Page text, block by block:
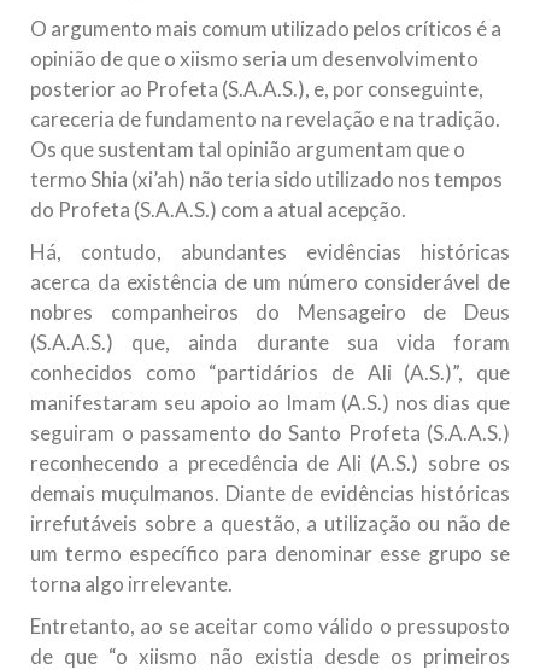
O argumento mais comum utilizado pelos críticos é a
opinião de que o xiismo seria um desenvolvimento
posterior ao Profeta (S.A.A.S.), e, por conseguinte,
careceria de fundamento na revelação e na tradição.
Os que sustentam tal opinião argumentam que o
termo Shia (xi’ah) não teria sido utilizado nos tempos
do Profeta (S.A.A.S.) com a atual acepção.
Há, contudo, abundantes evidências históricas
acerca da existência de um número considerável de
nobres companheiros do Mensageiro de Deus
(S.A.A.S.) que, ainda durante sua vida foram
conhecidos como “partidários de Ali (A.S.)”, que
manifestaram seu apoio ao Imam (A.S.) nos dias que
seguiram o passamento do Santo Profeta (S.A.A.S.)
reconhecendo a precedência de Ali (A.S.) sobre os
demais muçulmanos. Diante de evidências históricas
irrefutáveis sobre a questão, a utilização ou não de
um termo específico para denominar esse grupo se
torna algo irrelevante.
Entretanto, ao se aceitar como válido o pressuposto
de que “o xiismo não existia desde os primeiros